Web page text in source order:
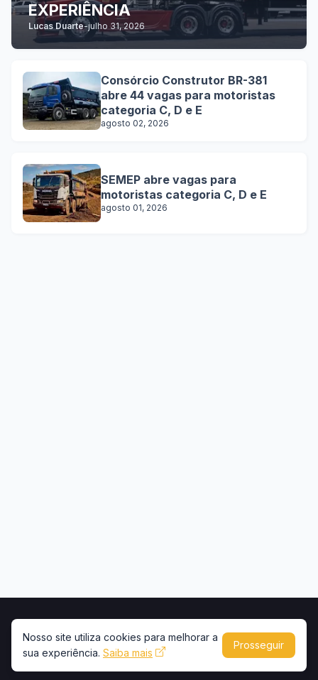
EXPERIÊNCIA
Lucas Duarte-julho 31, 2026
Consórcio Construtor BR-381
abre 44 vagas para motoristas
categoria C, D e E
agosto 02, 2026
SEMEP abre vagas para
motoristas categoria C, D e E
agosto 01, 2026
Copyright © 2026 -Portal Caminhões e Carretas
Nosso site utiliza cookies para melhorar a
sua experiência. Saiba mais
Prosseguir